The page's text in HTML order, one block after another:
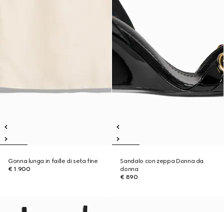
Gonna lunga in faille di seta fine
€ 1.900
Sandalo con zeppa Donna da
donna
€ 890